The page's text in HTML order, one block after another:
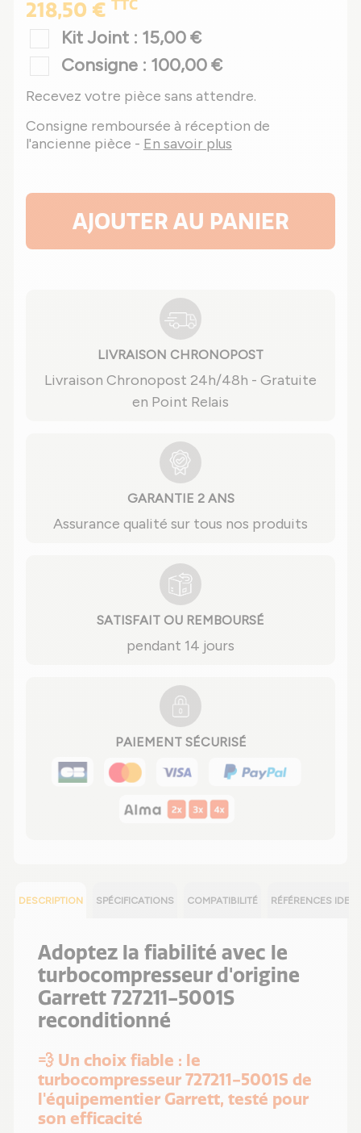
218,50 € TTC
Kit Joint : 15,00 €
Consigne : 100,00 €
Recevez votre pièce sans attendre.
Consigne remboursée à réception de
l'ancienne pièce - En savoir plus
AJOUTER AU PANIER
LIVRAISON CHRONOPOST
Livraison Chronopost 24h/48h - Gratuite
en Point Relais
GARANTIE 2 ANS
Assurance qualité sur tous nos produits
SATISFAIT OU REMBOURSÉ
pendant 14 jours
PAIEMENT SÉCURISÉ
DESCRIPTION SPÉCIFICATIONS COMPATIBILITÉ RÉFÉRENCES
Adoptez la fiabilité avec le
turbocompresseur d'origine
Garrett 727211-5001S
reconditionné
💨 Un choix fiable : le
turbocompresseur 727211-5001S de
l'équipementier Garrett, testé pour
son efficacité